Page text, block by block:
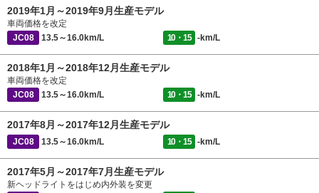
2019年1月～2019年9月生産モデル
車両価格を改定
JC08
13.5～16.0km/L 10・15 -km/L
2018年1月～2018年12月生産モデル
車両価格を改定
JC08
13.5～16.0km/L 10・15 -km/L
2017年8月～2017年12月生産モデル
JC08 13.5～16.0km/L 10・15 -km/L
2017年5月～2017年7月生産モデル
新ヘッドライトをはじめ内外装を変更